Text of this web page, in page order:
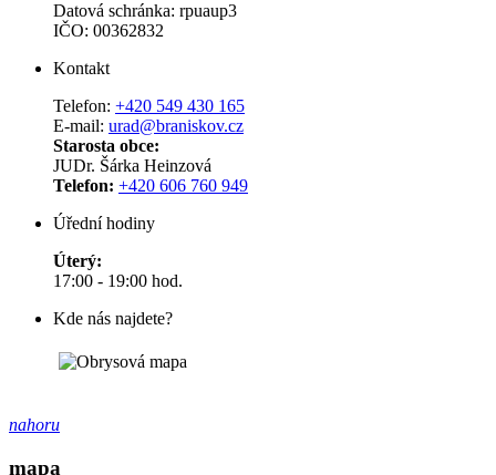
Datová schránka: rpuaup3
IČO: 00362832
Kontakt
Telefon: +420 549 430 165
E-mail: urad@braniskov.cz
Starosta obce:
JUDr. Šárka Heinzová
Telefon: +420 606 760 949
Úřední hodiny
Úterý:
17:00 - 19:00 hod.
Kde nás najdete?
nahoru
mapa